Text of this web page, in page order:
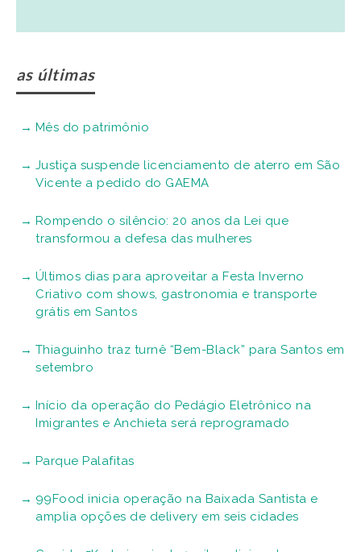
as últimas
Mês do patrimônio
Justiça suspende licenciamento de aterro em São
Vicente a pedido do GAEMA
Rompendo o silêncio: 20 anos da Lei que
transformou a defesa das mulheres
Últimos dias para aproveitar a Festa Inverno
Criativo com shows, gastronomia e transporte
grátis em Santos
Thiaguinho traz turnê “Bem-Black” para Santos em
setembro
Início da operação do Pedágio Eletrônico na
Imigrantes e Anchieta será reprogramado
Parque Palafitas
99Food inicia operação na Baixada Santista e
amplia opções de delivery em seis cidades